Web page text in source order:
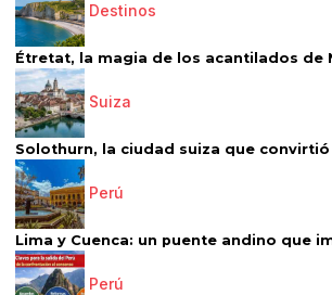
Destinos
Étretat, la magia de los acantilados de
Suiza
Solothurn, la ciudad suiza que convirtió
Perú
Lima y Cuenca: un puente andino que
Perú